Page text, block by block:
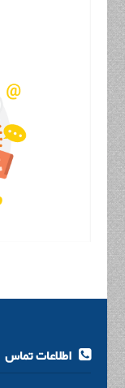
اطلاعات تماس